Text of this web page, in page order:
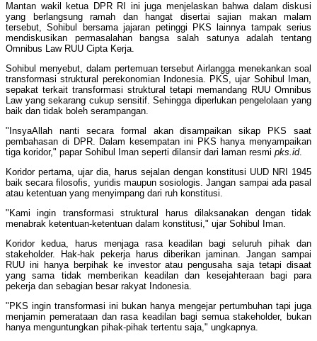
Mantan wakil ketua DPR RI ini juga menjelaskan bahwa dalam diskusi
yang berlangsung ramah dan hangat disertai sajian makan malam
tersebut, Sohibul bersama jajaran petinggi PKS lainnya tampak serius
mendiskusikan permasalahan bangsa salah satunya adalah tentang
Omnibus Law RUU Cipta Kerja.
Sohibul menyebut, dalam pertemuan tersebut Airlangga menekankan soal
transformasi struktural perekonomian Indonesia. PKS, ujar Sohibul Iman,
sepakat terkait transformasi struktural tetapi memandang RUU Omnibus
Law yang sekarang cukup sensitif. Sehingga diperlukan pengelolaan yang
baik dan tidak boleh serampangan.
"InsyaAllah nanti secara formal akan disampaikan sikap PKS saat
pembahasan di DPR. Dalam kesempatan ini PKS hanya menyampaikan
tiga koridor," papar Sohibul Iman seperti dilansir dari laman resmi pks.id.
Koridor pertama, ujar dia, harus sejalan dengan konstitusi UUD NRI 1945
baik secara filosofis, yuridis maupun sosiologis. Jangan sampai ada pasal
atau ketentuan yang menyimpang dari ruh konstitusi.
"Kami ingin transformasi struktural harus dilaksanakan dengan tidak
menabrak ketentuan-ketentuan dalam konstitusi," ujar Sohibul Iman.
Koridor kedua, harus menjaga rasa keadilan bagi seluruh pihak dan
stakeholder. Hak-hak pekerja harus diberikan jaminan. Jangan sampai
RUU ini hanya berpihak ke investor atau pengusaha saja tetapi disaat
yang sama tidak memberikan keadilan dan kesejahteraan bagi para
pekerja dan sebagian besar rakyat Indonesia.
"PKS ingin transformasi ini bukan hanya mengejar pertumbuhan tapi juga
menjamin pemerataan dan rasa keadilan bagi semua stakeholder, bukan
hanya menguntungkan pihak-pihak tertentu saja," ungkapnya.